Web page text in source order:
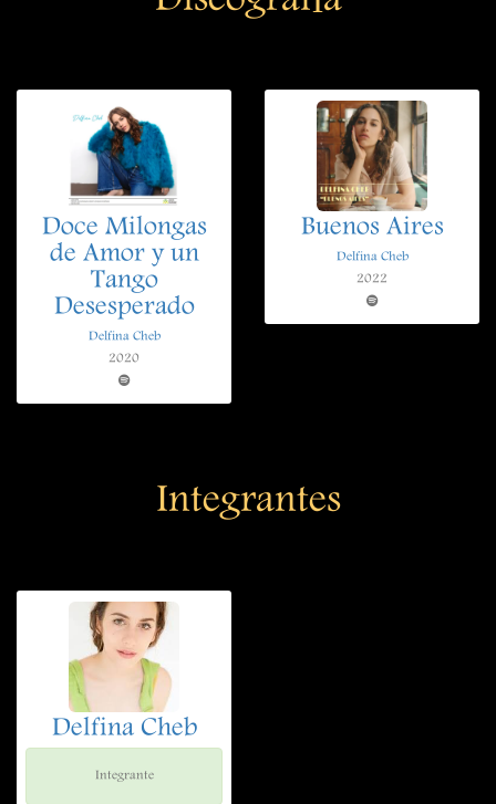
Doce Milongas
de Amor y un
Tango
Desesperado
Delfina Cheb
2020
Buenos Aires
Delfina Cheb
2022
Integrantes
Delfina Cheb
Integrante